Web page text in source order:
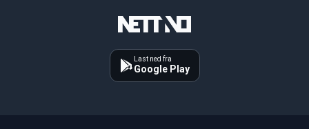
Last ned fra
Google Play